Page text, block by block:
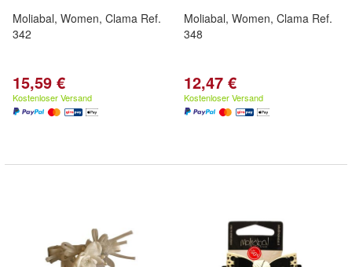
Moliabal, Women, Clama Ref.
342
15,59 €
Kostenloser Versand
Moliabal, Women, Clama Ref.
348
12,47 €
Kostenloser Versand